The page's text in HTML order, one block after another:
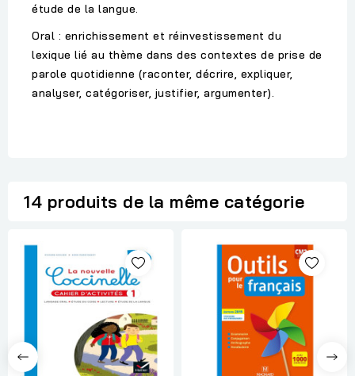
étude de la langue.
Oral : enrichissement et réinvestissement du
lexique lié au thème dans des contextes de prise de
parole quotidienne (raconter, décrire, expliquer,
analyser, catégoriser, justifier, argumenter).
14 produits de la même catégorie